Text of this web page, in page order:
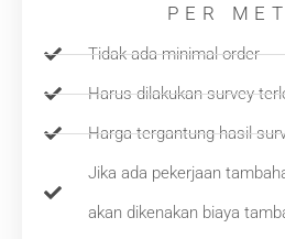
PER
Tidak ada minimal order
Harus dilakukan survey
Harga tergantung hasil
Jika ada pekerjaan
akan dikenakan biaya